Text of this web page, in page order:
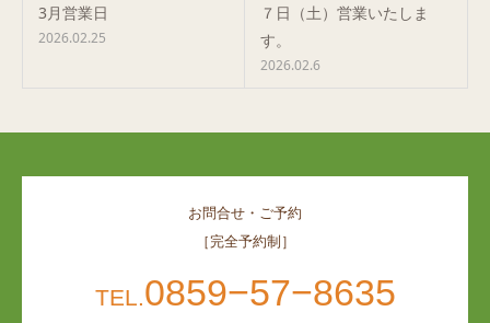
3月営業日
2026.02.25
７日（土）営業いたしま
す。
2026.02.6
お問合せ・ご予約
［完全予約制］
TEL.0859−57−8635